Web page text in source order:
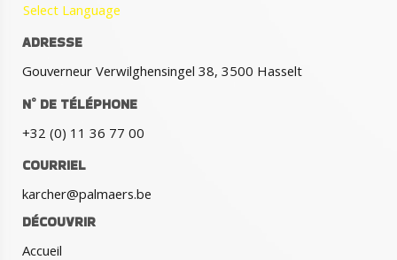
Select Language
ADRESSE
Gouverneur Verwilghensingel 38, 3500 Hasselt
N° DE TÉLÉPHONE
+32 (0) 11 36 77 00
COURRIEL
karcher@palmaers.be
DÉCOUVRIR
Accueil